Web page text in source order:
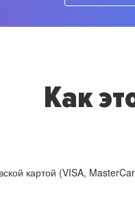
Как
картой (VISA,